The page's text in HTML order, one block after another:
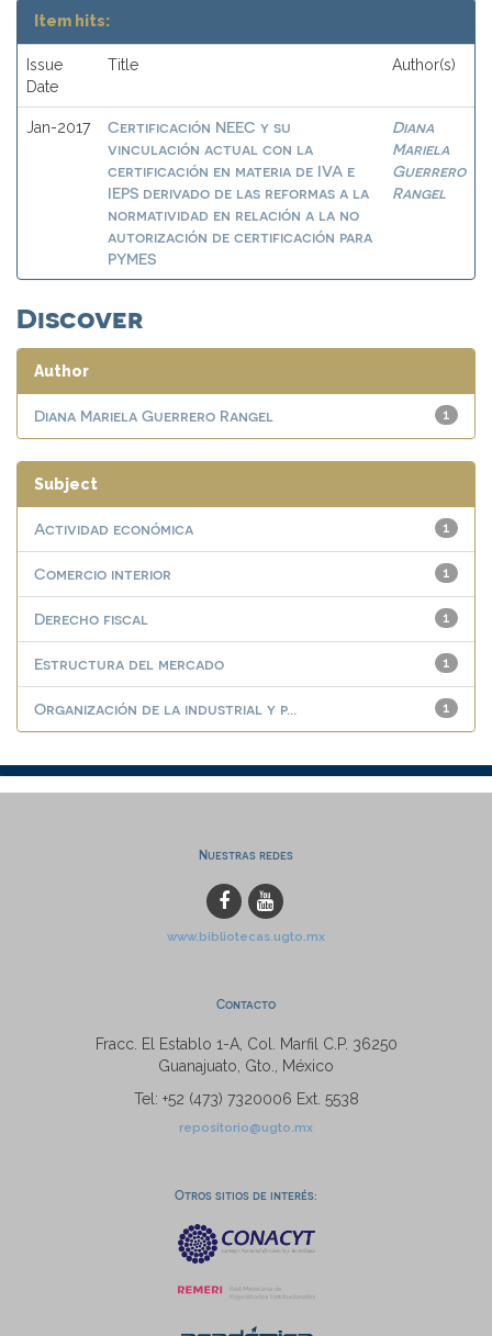
Item hits:
Issue
Date
Title Author(s)
Jan-2017
Certificación NEEC y su
vinculación actual con la
certificación en materia de IVA e
IEPS derivado de las reformas a la
normatividad en relación a la no
autorización de certificación para
PYMES
Diana
Mariela
Guerrero
Rangel
Discover
Author
1
Diana Mariela Guerrero Rangel
Subject
1
Actividad económica
1
Comercio interior
1
Derecho fiscal
1
Estructura del mercado
1
Organización de la industrial y p...
Nuestras redes
www.bibliotecas.ugto.mx
Contacto
Fracc. El Establo 1-A, Col. Marfil C.P. 36250
Guanajuato, Gto., México
Tel: +52 (473) 7320006 Ext. 5538
repositorio@ugto.mx
Otros sitios de interés: